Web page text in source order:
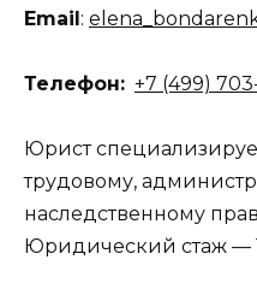
Email:
Телефон: +7 (499)
Юрист
трудовому,
наследственному
Юридический стаж —